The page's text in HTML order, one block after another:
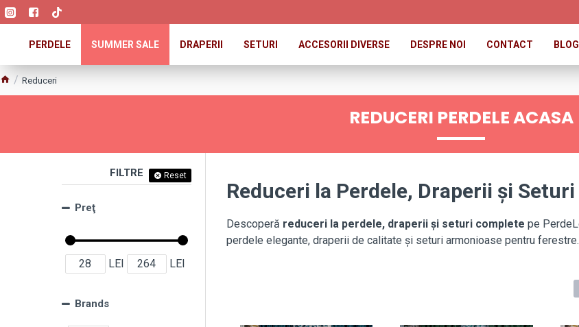
PERDELE SUMMER SALE DRAPERII SETURI ACCESORII DIVERSE DESPRE NOI CONTACT BLOG
Reduceri
REDUCERI PERDELE ACASA
FILTRE Reset
Preţ
LEI LEI
Brands
Reduceri la Perdele, Draperii și
Descoperă reduceri la perdele, draperii și seturi complete pe
perdele elegante, draperii de calitate și seturi armonioase pentru ferestre.